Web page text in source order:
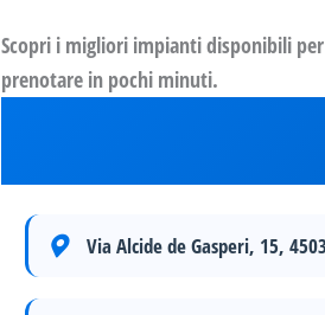
Scopri i migliori impianti disponibili
prenotare in pochi minuti.
Via Alcide de Gasperi, 15,